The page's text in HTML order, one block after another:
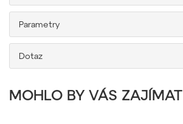
Parametry
Dotaz
MOHLO BY VÁS ZAJÍMAT